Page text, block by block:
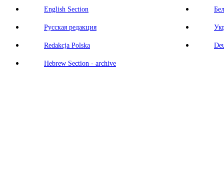
English Section
Русская редакция
Redakcja Polska
Hebrew Section - archive